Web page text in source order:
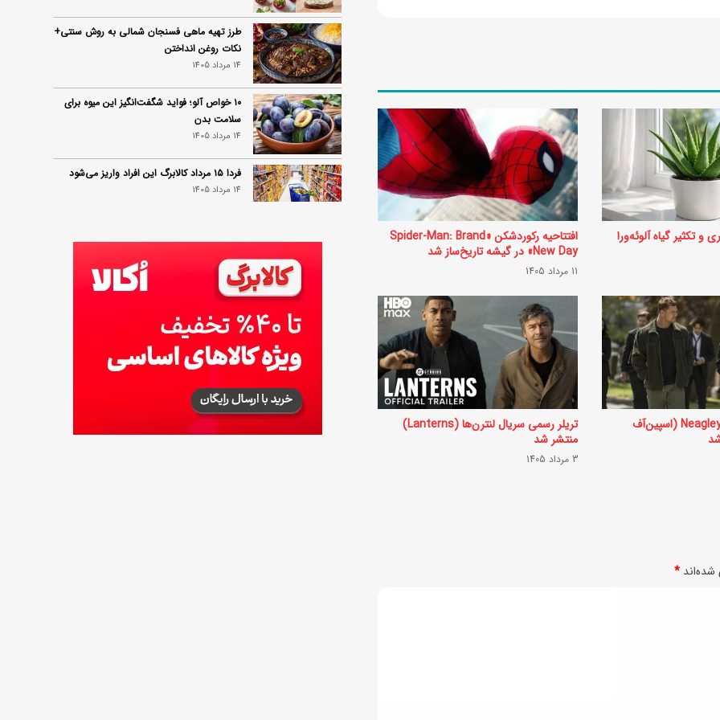
ی
6
س
ر
ی
ا
ل
ر
ت
ر
ک
ر
و تکثیر گیاه آلوئه‌ورا
افتتاحیه رکوردشکن «Spider-Man: Brand
New Day» در گیشه تاریخ‌ساز شد
11 مرداد 1405
اولین تریلر سریال Neagley (اسپین‌آف
تریلر رسمی سریال لنترن‌ها (Lanterns)
منتشر شد
3 مرداد 1405
*
طرز تهیه ماهی فسنجان شمالی به روش سنتی+
نکات روغن انداختن
14 مرداد 1405
۱۰ خواص آلو؛ فواید شگفت‌انگیز این میوه برای
سلامت بدن
14 مرداد 1405
فردا ۱۵ مرداد کالابرگ این افراد واریز می‌شود
14 مرداد 1405
زمان شارژ کالابرگ تغییر کرد؛ جزئیات برنامه
جدید واریز اعتبار در مرداد
14 مرداد 1405
توصیه‌های مهم برای دفع انواع حشرات در خانه
14 مرداد 1405
طرز تهیه آلبالو شور خانگی؛ خوش‌رنگ و بدون
کپک
14 مرداد 1405